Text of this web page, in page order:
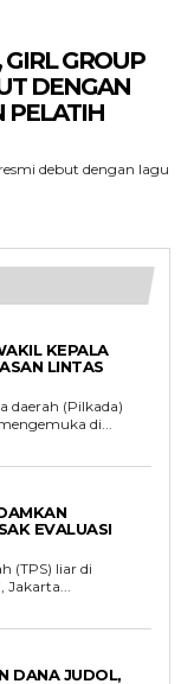
GROUP
DENGAN
PELATIH
debut dengan lagu
KEPALA
LINTAS
daerah (Pilkada)
di...
EVALUASI
(TPS) liar di
Jakarta...
DANA JUDOL,